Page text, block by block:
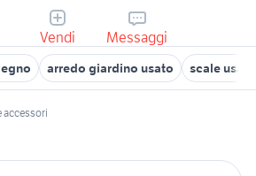
Vendi Messaggi
arredo giardino usato scale
accessori